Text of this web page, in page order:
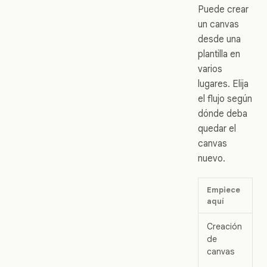
Puede crear
un canvas
desde una
plantilla en
varios
lugares. Elija
el flujo según
dónde deba
quedar el
canvas
nuevo.
Empiece
aquí
Creación
de
canvas